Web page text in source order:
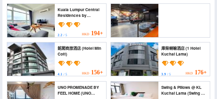
Kuala Lumpur Central
Residences by
BeeStay (Kuala Lumpur
Central Residences by
BeeStay)
2.2 / 5 HKD 194+
KL|VR Games|Gathering|Buffet|16Pax|7KM
MidValley (KL|VR
Games|Gathering|Buffet|16Pax|7KM MidValley)
4.9/ 5 1,456+
銘閣商旅酒店 (Hotel Min
Cott)
4.1 / 5 HKD 156+
庫柴喇嘛酒店 (1 Hotel
Kuchai Lama)
3.9/ 5 HKD 176+
UNO PROMENADE BY
FEEL HOME (UNO
Swing & Pillows @ KL
Kuchai Lama (Swing &